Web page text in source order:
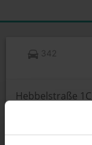
342
Hebbelstraße